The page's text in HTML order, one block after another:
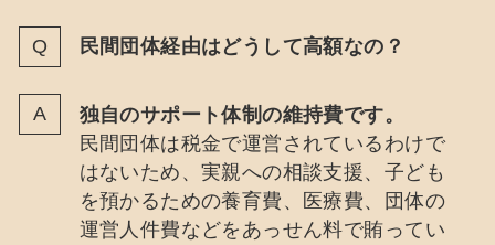
民間団体経由はどうして高額なの？
独自のサポート体制の維持費です。
民間団体は税金で運営されているわけで
はないため、実親への相談支援、子ども
を預かるための養育費、医療費、団体の
運営人件費などをあっせん料で賄ってい